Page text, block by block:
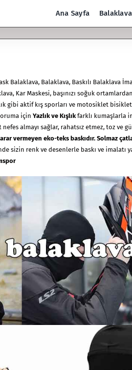
Ana Sayfa Balaklava
Balaklava, Balaklava, Baskılı Balaklava
Kar Maskesi, başınızı soğuk
gibi aktif kış sporları ve motosiklet
için Yazlık ve Kışlık farklı kumaşlarla
almayı sağlar, rahatsız etmez, toz ve
vermeyen eko-teks baskıdır. Solmaz
sizin renk ve desenlerle baskı ve imalatı